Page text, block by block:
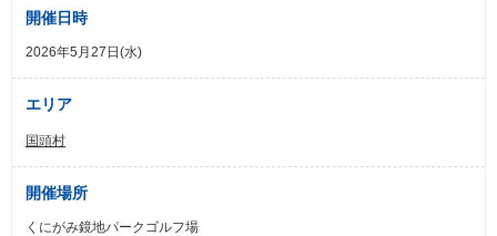
開催日時
2026年5月27日(水)
エリア
国頭村
開催場所
くにがみ鏡地パークゴルフ場